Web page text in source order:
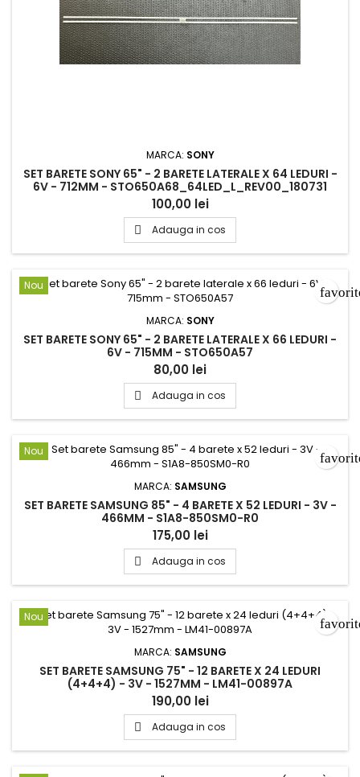
MARCA: SONY
SET BARETE SONY 65" - 2 BARETE LATERALE X 64 LEDURI -
6V - 712MM - STO650A68_64LED_L_REV00_180731
100,00 lei
 Adauga in cos
Nou
MARCA: SONY
SET BARETE SONY 65" - 2 BARETE LATERALE X 66 LEDURI -
6V - 715MM - STO650A57
80,00 lei
 Adauga in cos
Nou
MARCA: SAMSUNG
SET BARETE SAMSUNG 85" - 4 BARETE X 52 LEDURI - 3V -
466MM - S1A8-850SM0-R0
175,00 lei
 Adauga in cos
Nou
MARCA: SAMSUNG
SET BARETE SAMSUNG 75" - 12 BARETE X 24 LEDURI
(4+4+4) - 3V - 1527MM - LM41-00897A
190,00 lei
 Adauga in cos